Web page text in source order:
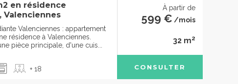
en résidence
Valenciennes
Valenciennes : appartement
résidence à Valenciennes.
pièce principale, d'une cuis...
+ 18
À partir de
599 € /mois
32 m2
CONSULTER